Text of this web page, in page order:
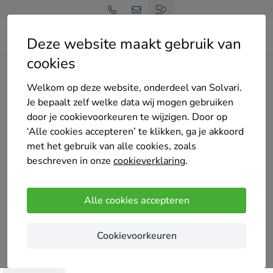
Deze website maakt gebruik van
cookies
Welkom op deze website, onderdeel van Solvari.
Je bepaalt zelf welke data wij mogen gebruiken
door je cookievoorkeuren te wijzigen. Door op
‘Alle cookies accepteren’ te klikken, ga je akkoord
met het gebruik van alle cookies, zoals
beschreven in onze cookieverklaring.
Alle cookies accepteren
Cookievoorkeuren
Home Bedrijven overzicht
DanMaxBouwBedrijf
het technische oog van Kacper. Onze monteur